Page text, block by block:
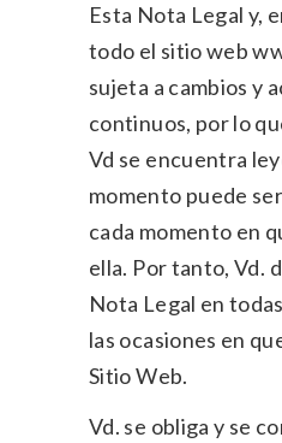
Esta Nota Legal y,
todo el sitio web
sujeta a cambios y
continuos, por lo
Vd se encuentra
momento puede
cada momento en
ella. Por tanto, Vd.
Nota Legal en
las ocasiones en
Sitio Web.
Vd. se obliga y se